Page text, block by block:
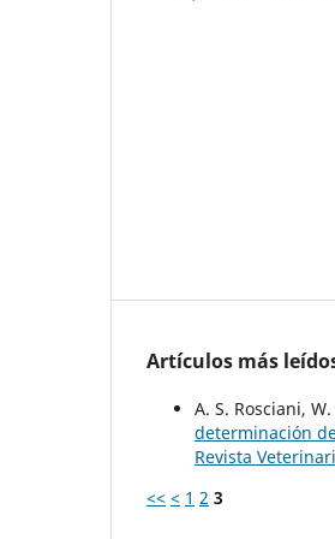
Artículos más
A. S. Rosciani,
determinación
Revista
<< < 1 2 3